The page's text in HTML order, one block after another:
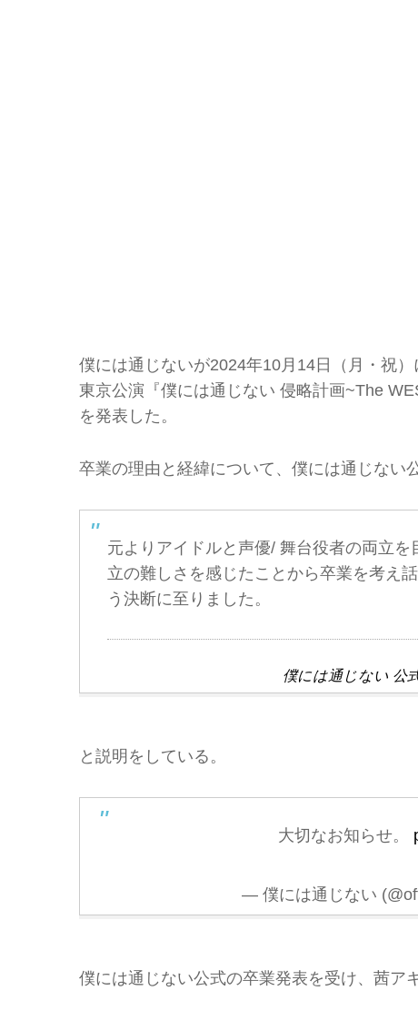
僕には通じないが2024年10月14日（月・祝
東京公演『僕には通じない 侵略計画~The
を発表した。
卒業の理由と経緯について、僕には通じない
元よりアイドルと声優/ 舞台役者の両立
立の難しさを感じたことから卒業を考え
う決断に至りました。
僕には通じない 公
と説明をしている。
大切なお知らせ。
— 僕には通じない
僕には通じない公式の卒業発表を受け、茜ア